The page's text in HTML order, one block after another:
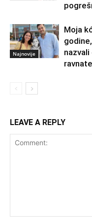
Najnovije
Moja
nazvali
LEAVE A REPLY